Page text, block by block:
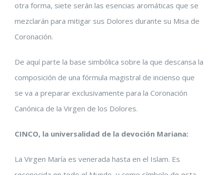
otra forma, siete serán las esencias aromáticas que se
mezclarán para mitigar sus Dolores durante su Misa de
Coronación.
De aquí parte la base simbólica sobre la que descansa la
composición de una fórmula magistral de incienso que
se va a preparar exclusivamente para la Coronación
Canónica de la Virgen de los Dolores.
CINCO, la universalidad de la devoción Mariana:
La Virgen María es venerada hasta en el Islam. Es